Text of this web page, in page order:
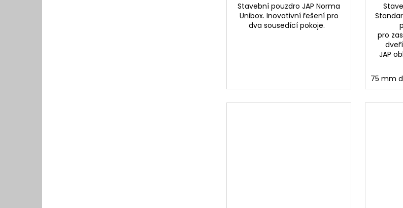
Stavební pouzdro JAP Norma
Unibox. Inovativní řešení pro
dva sousedící pokoje.
pro
JAP
75 mm